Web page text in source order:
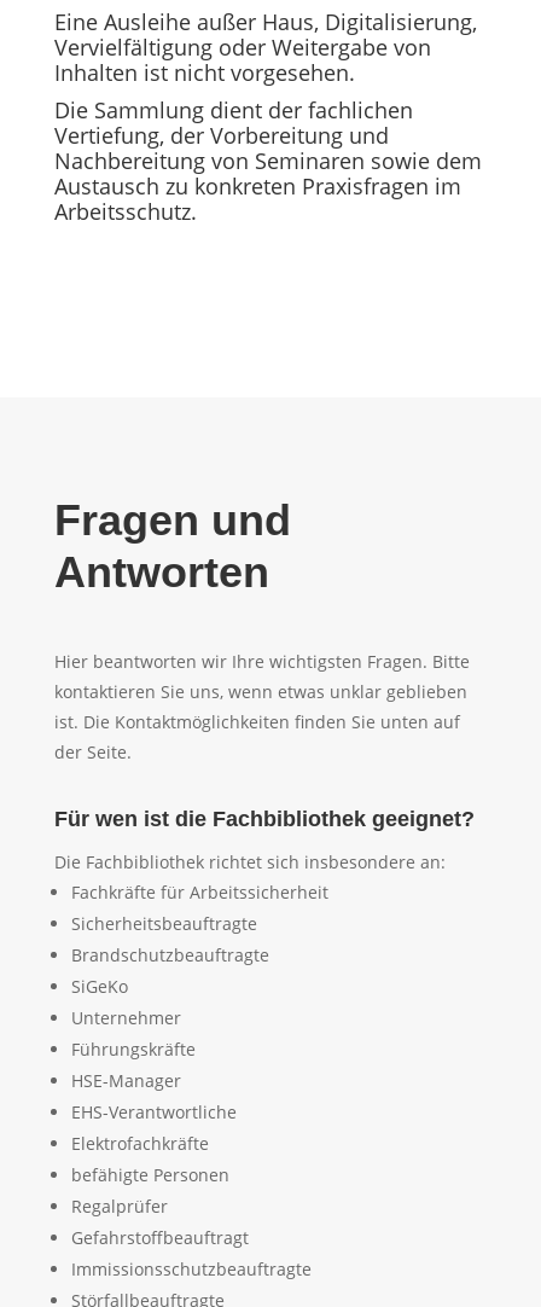
Eine Ausleihe außer Haus, Digitalisierung,
Vervielfältigung oder Weitergabe von
Inhalten ist nicht vorgesehen.
Die Sammlung dient der fachlichen
Vertiefung, der Vorbereitung und
Nachbereitung von Seminaren sowie dem
Austausch zu konkreten Praxisfragen im
Arbeitsschutz.
Fragen und
Antworten
Hier beantworten wir Ihre wichtigsten Fragen. Bitte
kontaktieren Sie uns, wenn etwas unklar geblieben
ist. Die Kontaktmöglichkeiten finden Sie unten auf
der Seite.
Für wen ist die Fachbibliothek geeignet?
Die Fachbibliothek richtet sich insbesondere an:
Fachkräfte für Arbeitssicherheit
Sicherheitsbeauftragte
Brandschutzbeauftragte
SiGeKo
Unternehmer
Führungskräfte
HSE-Manager
EHS-Verantwortliche
Elektrofachkräfte
befähigte Personen
Regalprüfer
Gefahrstoffbeauftragt
Immissionsschutzbeauftragte
Störfallbeauftragte